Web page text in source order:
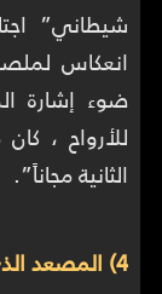
شيطاني”
انعكاس
ضوء إشارة
للأرواح ،
الثانية مجاناً”.
4) المصعد الذي أحب التمثيل